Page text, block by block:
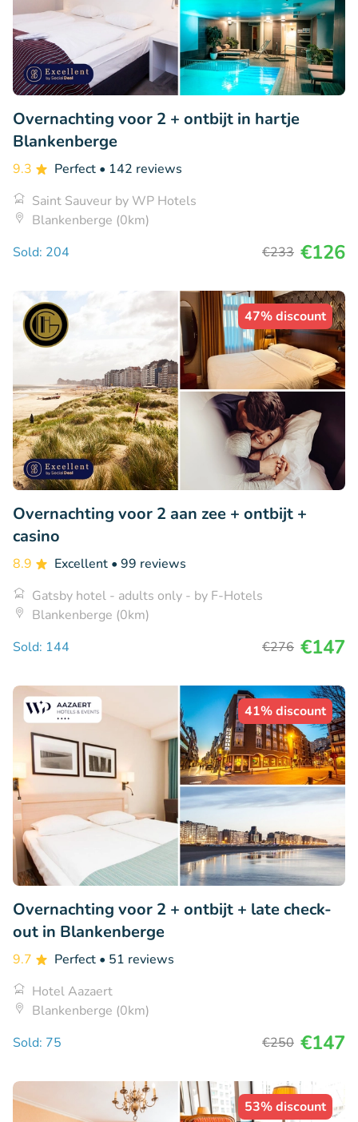
Overnachting voor 2 + ontbijt in hartje
Blankenberge
9.3 Perfect • 142 reviews
Saint Sauveur by WP Hotels
Blankenberge (0km)
Sold: 204
€233 €126
47% discount
Overnachting voor 2 aan zee + ontbijt +
casino
8.9 Excellent • 99 reviews
Gatsby hotel - adults only - by F-Hotels
Blankenberge (0km)
Sold: 144
€276 €147
41% discount
Overnachting voor 2 + ontbijt + late check-
out in Blankenberge
9.7 Perfect • 51 reviews
Hotel Aazaert
Blankenberge (0km)
Sold: 75
€250 €147
53% discount